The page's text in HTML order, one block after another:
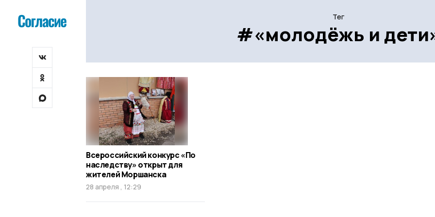
Тег
#«молодёжь и
Всероссийский конкурс «По
наследству» открыт для
жителей Моршанска
28 апреля , 12:29